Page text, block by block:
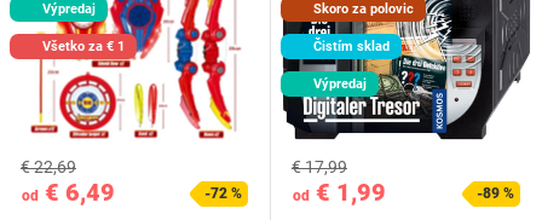
Výpredaj
Všetko za € 1
od € 6,49
€ 22,69
-72 %
Skoro za polovic
Čistím sklad
Výpredaj
od € 1,99
€ 17,99
-89 %